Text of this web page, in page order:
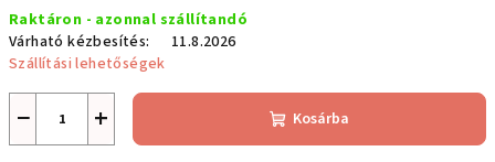
Raktáron - azonnal szállítandó
Várható kézbesítés:
11.8.2026
Szállítási lehetőségek
+
− Kosárba